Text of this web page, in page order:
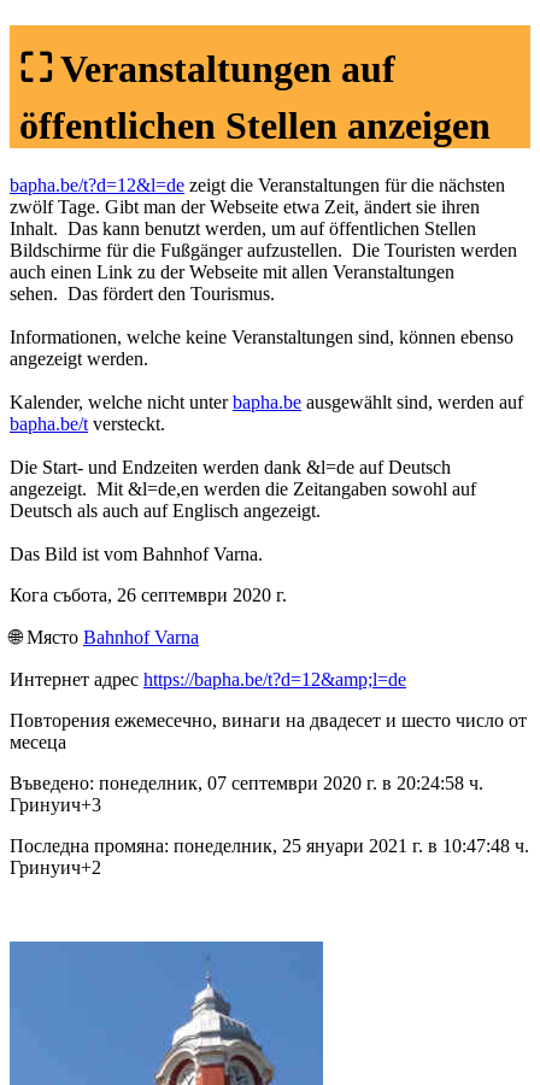
⛶ Veranstaltungen auf
öffentlichen Stellen anzeigen
bapha.be/t?d=12&l=de zeigt die Veranstaltungen für die nächsten
zwölf Tage. Gibt man der Webseite etwa Zeit, ändert sie ihren
Inhalt. Das kann benutzt werden, um auf öffentlichen Stellen
Bildschirme für die Fußgänger aufzustellen. Die Touristen werden
auch einen Link zu der Webseite mit allen Veranstaltungen
sehen. Das fördert den Tourismus.
Informationen, welche keine Veranstaltungen sind, können ebenso
angezeigt werden.
Kalender, welche nicht unterbapha.be ausgewählt sind, werden auf
bapha.be/t versteckt.
Die Start- und Endzeiten werden dank &l=de auf Deutsch
angezeigt. Mit &l=de,en werden die Zeitangaben sowohl auf
Deutsch als auch auf Englisch angezeigt.
Das Bild ist vom Bahnhof Varna.
Кога събота, 26 септември 2020 г.
🌐︎ Място Bahnhof Varna
Интернет адрес https://bapha.be/t?d=12&amp;l=de
Повторения ежемесечно, винаги на двадесет и шесто число от
месеца
Въведено: понеделник, 07 септември 2020 г. в 20:24:58 ч.
Гринуич+3
Последна промяна: понеделник, 25 януари 2021 г. в 10:47:48 ч.
Гринуич+2